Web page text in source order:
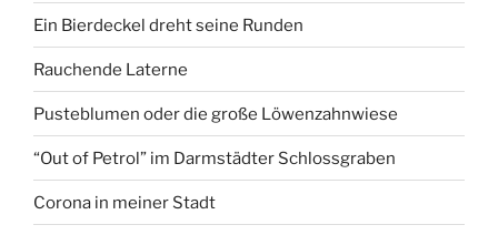
Ein Bierdeckel dreht seine Runden
Rauchende Laterne
Pusteblumen oder die große Löwenzahnwiese
“Out of Petrol” im Darmstädter Schlossgraben
Corona in meiner Stadt